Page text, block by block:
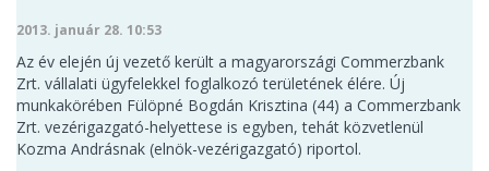
2013. január 28. 10:53
Az év elején új vezető került a magyarországi Commerzbank
Zrt. vállalati ügyfelekkel foglalkozó területének élére. Új
munkakörében Fülöpné Bogdán Krisztina (44) a Commerzbank
Zrt. vezérigazgató-helyettese is egyben, tehát közvetlenül
Kozma Andrásnak (elnök-vezérigazgató) riportol.